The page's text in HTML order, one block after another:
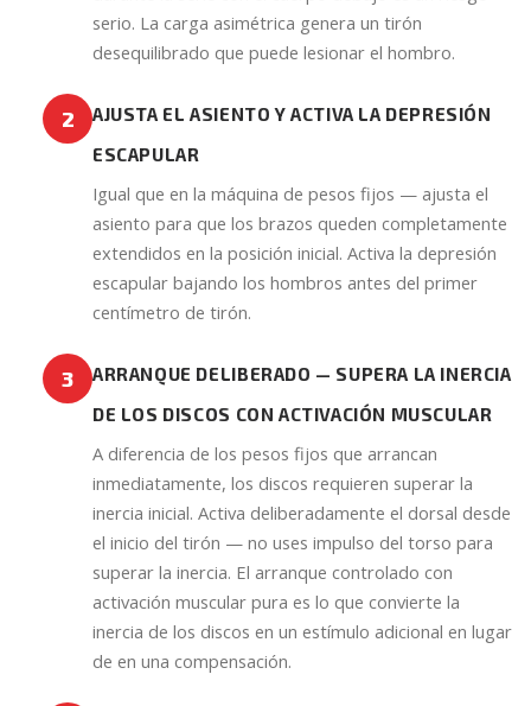
serio. La carga asimétrica genera un tirón
desequilibrado que puede lesionar el hombro.
2
AJUSTA EL ASIENTO Y ACTIVA LA DEPRESIÓN
ESCAPULAR
Igual que en la máquina de pesos fijos — ajusta el
asiento para que los brazos queden completamente
extendidos en la posición inicial. Activa la depresión
escapular bajando los hombros antes del primer
centímetro de tirón.
3
ARRANQUE DELIBERADO — SUPERA LA INERCIA
DE LOS DISCOS CON ACTIVACIÓN MUSCULAR
A diferencia de los pesos fijos que arrancan
inmediatamente, los discos requieren superar la
inercia inicial. Activa deliberadamente el dorsal desde
el inicio del tirón — no uses impulso del torso para
superar la inercia. El arranque controlado con
activación muscular pura es lo que convierte la
inercia de los discos en un estímulo adicional en lugar
de en una compensación.